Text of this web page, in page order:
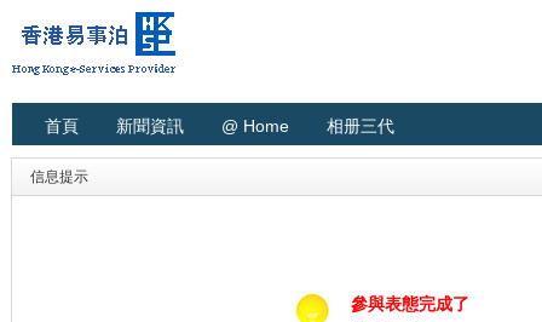
首頁 新聞資訊 @ Home 相册三代
信息提示
參與表態完成了